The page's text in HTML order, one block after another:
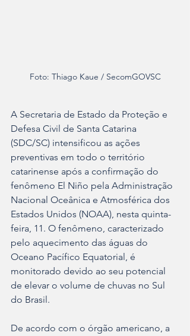
Foto: Thiago Kaue / SecomGOVSC
A Secretaria de Estado da Proteção e
Defesa Civil de Santa Catarina
(SDC/SC) intensificou as ações
preventivas em todo o território
catarinense após a confirmação do
fenômeno El Niño pela Administração
Nacional Oceânica e Atmosférica dos
Estados Unidos (NOAA), nesta quinta-
feira, 11. O fenômeno, caracterizado
pelo aquecimento das águas do
Oceano Pacífico Equatorial, é
monitorado devido ao seu potencial
de elevar o volume de chuvas no Sul
do Brasil.
De acordo com o órgão americano, a